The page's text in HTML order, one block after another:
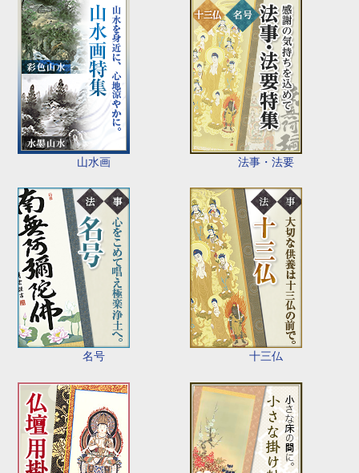
山水画 法事・法要
名号 十三仏